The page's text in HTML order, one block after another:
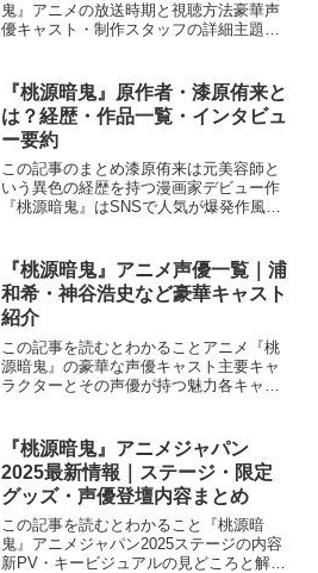
鬼』アニメの放送時期と視聴方法豪華声
優キャスト・制作スタッフの詳細主題
から放送されるの？」「声優は誰？」
「制作スタジオはどこ？」と気にな...
『桃源暗鬼』原作者・漆原侑来と
は？経歴・作品一覧・インタビュ
ー要約
この記事のまとめ漆原侑来は元美容師と
いう異色の経歴を持つ漫画家デビュー作
『桃源暗鬼』はSNSで人気が爆発作風は
を展開インタビューでは「信念を描きた
い」と語っている今後...
『桃源暗鬼』アニメ声優一覧｜浦
和希・神谷浩史など豪華キャスト
紹介
この記事を読むとわかることアニメ『桃
源暗鬼』の豪華な声優キャスト主要キャ
ラクターとその声優が持つ魅力各キャラ
が、注目の豪華声優陣で話題になってい
ます。アニメ化にあた...
『桃源暗鬼』アニメジャパン
2025最新情報｜ステージ・限定
グッズ・声優登壇内容まとめ
この記事を読むとわかること『桃源暗
鬼』アニメジャパン2025ステージの内容
新PV・キービジュアルの見どころと解説